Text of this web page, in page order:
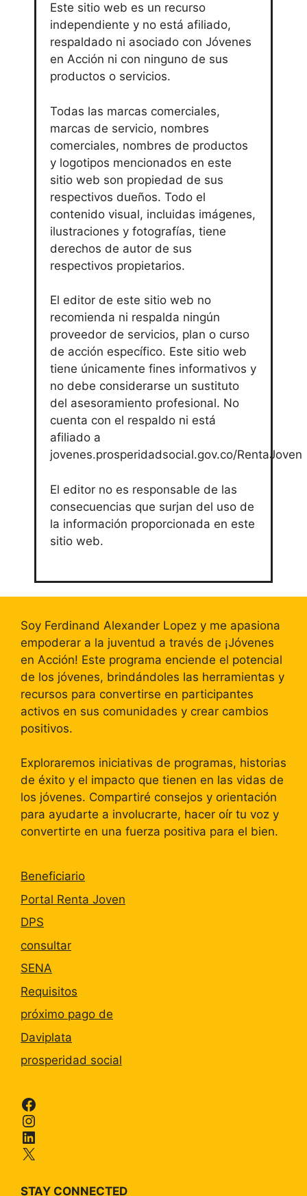
Este sitio web es un recurso
independiente y no está afiliado,
respaldado ni asociado con Jóvenes
en Acción ni con ninguno de sus
productos o servicios.
Todas las marcas comerciales,
marcas de servicio, nombres
comerciales, nombres de productos
y logotipos mencionados en este
sitio web son propiedad de sus
respectivos dueños. Todo el
contenido visual, incluidas imágenes,
ilustraciones y fotografías, tiene
derechos de autor de sus
respectivos propietarios.
El editor de este sitio web no
recomienda ni respalda ningún
proveedor de servicios, plan o curso
de acción específico. Este sitio web
tiene únicamente fines informativos y
no debe considerarse un sustituto
del asesoramiento profesional. No
cuenta con el respaldo ni está
afiliado a
jovenes.prosperidadsocial.gov.co/RentaJoven
El editor no es responsable de las
consecuencias que surjan del uso de
la información proporcionada en este
sitio web.
Soy Ferdinand Alexander Lopez y me apasiona
empoderar a la juventud a través de ¡Jóvenes
en Acción! Este programa enciende el potencial
de los jóvenes, brindándoles las herramientas y
recursos para convertirse en participantes
activos en sus comunidades y crear cambios
positivos.
Exploraremos iniciativas de programas, historias
de éxito y el impacto que tienen en las vidas de
los jóvenes. Compartiré consejos y orientación
para ayudarte a involucrarte, hacer oír tu voz y
convertirte en una fuerza positiva para el bien.
Beneficiario
Portal Renta Joven
DPS
consultar
SENA
Requisitos
próximo pago de
Daviplata
prosperidad social
Facebook
Instagram
LinkedIn
X
STAY CONNECTED